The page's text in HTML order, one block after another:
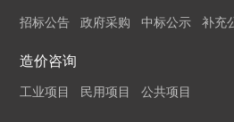
招标公告 政府采购 中标公示 补充
造价咨询
工业项目 民用项目 公共项目